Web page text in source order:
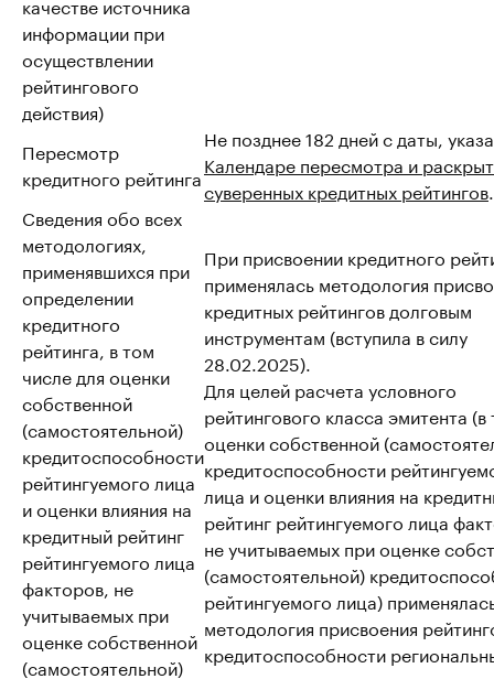
информации при
осуществлении
рейтингового
действия)
Пересмотр
кредитного рейтинга
Не позднее 182 дней с даты,
Календаре пересмотра и
суверенных кредитных рейтингов.
Сведения обо всех
методологиях,
применявшихся при
определении
кредитного
рейтинга, в том
числе для оценки
собственной
(самостоятельной)
кредитоспособности
рейтингуемого лица
и оценки влияния на
кредитный рейтинг
рейтингуемого лица
факторов, не
учитываемых при
оценке собственной
(самостоятельной)
При присвоении кредитного
применялась методология
кредитных рейтингов долговым
инструментам (вступила в силу
28.02.2025).
Для целей расчета условного
рейтингового класса эмитента (в
оценки собственной
кредитоспособности
лица и оценки влияния на
рейтинг рейтингуемого лица
не учитываемых при оценке
(самостоятельной)
рейтингуемого лица)
методология присвоения
кредитоспособности